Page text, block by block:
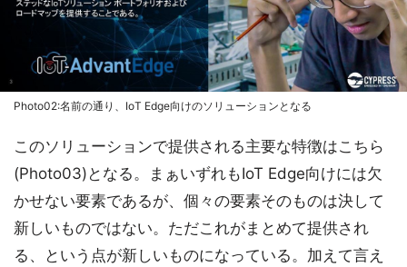
Photo02:名前の通り、IoT Edge向けのソリューションとなる
このソリューションで提供される主要な特徴はこちら
(Photo03)となる。まぁいずれもIoT Edge向けには欠
かせない要素であるが、個々の要素そのものは決して
新しいものではない。ただこれがまとめて提供され
る、という点が新しいものになっている。加えて言え